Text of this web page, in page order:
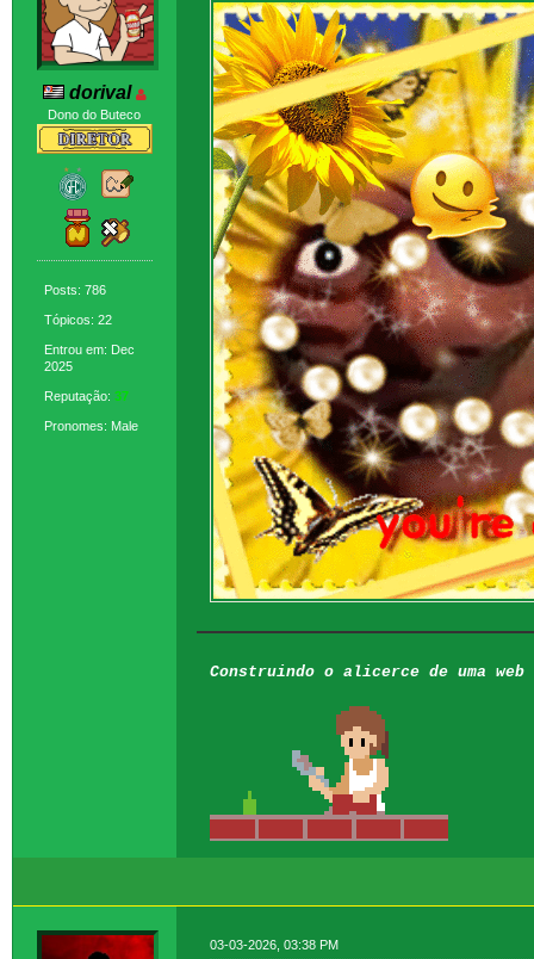
dorival
Dono do Buteco
Posts: 786
Tópicos: 22
Entrou em: Dec
2025
Reputação: 37
Pronomes: Male
Construindo o alicerce de uma
03-03-2026, 03:38 PM